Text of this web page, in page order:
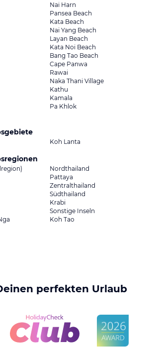
Nai Harn
Pansea Beach
Kata Beach
Nai Yang Beach
Layan Beach
Kata Noi Beach
Bang Tao Beach
Cape Panwa
Rawai
Naka Thani Village
Kathu
Kamala
Pa Khlok
Koh Lanta
Nordthailand
Pattaya
Zentralthailand
Südthailand
Krabi
Sonstige Inseln
Koh Tao
perfekten Urlaub